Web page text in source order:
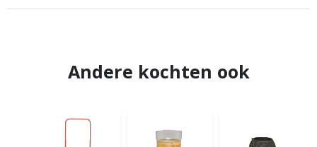
Andere kochten ook